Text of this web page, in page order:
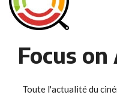
Focus
Toute l'actualité du